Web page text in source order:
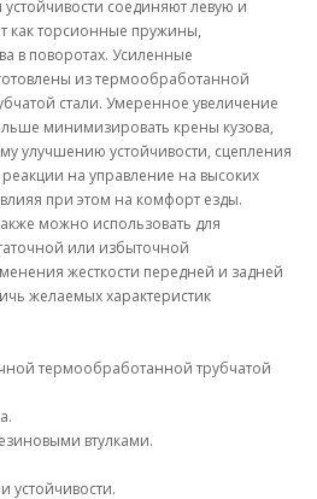
соединяют левую и
как торсионные пружины,
в поворотах. Усиленные
из термообработанной
стали. Умеренное увеличение
минимизировать крены кузова,
улучшению устойчивости, сцепления
на управление на высоких
при этом на комфорт езды.
можно использовать для
или избыточной
жесткости передней и задней
желаемых характеристик
термообработанной трубчатой
втулками.
устойчивости.